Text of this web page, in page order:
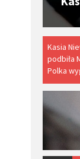
Kasia
podbiła
Polka
zakłada
Tour de